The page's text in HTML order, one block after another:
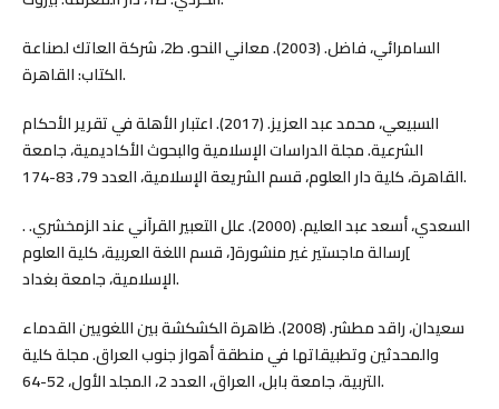
السامرائي، فاضل. (2003). معاني النحو. ط2، شركة العاتك لصناعة
الكتاب: القاهرة.
السبيعي، محمد عبد العزيز. (2017). اعتبار الأهلة في تقرير الأحكام
الشرعية. مجلة الدراسات الإسلامية والبحوث الأكاديمية، جامعة
القاهرة، كلية دار العلوم، قسم الشريعة الإسلامية، العدد 79، 83-174.
السعدي، أسعد عبد العليم. (2000). علل التعبير القرآني عند الزمخشري. .
]رسالة ماجستير غير منشورة[، قسم اللغة العربية، كلية العلوم
الإسلامية، جامعة بغداد.
سعيدان، راقد مطشر. (2008). ظاهرة الكشكشة بين اللغويين القدماء
والمحدثين وتطبيقاتها في منطقة أهواز جنوب العراق. مجلة كلية
التربية، جامعة بابل، العراق، العدد 2، المجلد الأول، 52-64.